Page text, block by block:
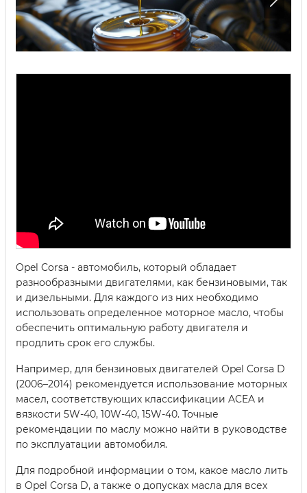
Opel Corsa - автомобиль, который обладает
разнообразными двигателями, как бензиновыми, так
и дизельными. Для каждого из них необходимо
использовать определенное моторное масло, чтобы
обеспечить оптимальную работу двигателя и
продлить срок его службы.
Например, для бензиновых двигателей Opel Corsa D
(2006–2014) рекомендуется использование моторных
масел, соответствующих классификации ACEA и
вязкости 5W-40, 10W-40, 15W-40. Точные
рекомендации по маслу можно найти в руководстве
по эксплуатации автомобиля.
Для подробной информации о том, какое масло лить
в Opel Corsa D, а также о допусках масла для всех